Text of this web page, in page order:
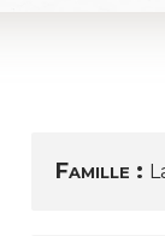
Famille :